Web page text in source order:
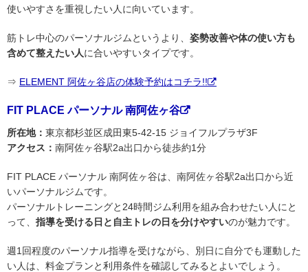
使いやすさを重視したい人に向いています。
筋トレ中心のパーソナルジムというより、 姿勢改善や体の使い方も
含めて整えたい人に合いやすいタイプです。
⇒ ELEMENT 阿佐ヶ谷店の体験予約はコチラ!!
FIT PLACE パーソナル 南阿佐ヶ谷
所在地： 東京都杉並区成田東5-42-15 ジョイフルプラザ3F
アクセス： 南阿佐ヶ谷駅2a出口から徒歩約1分
FIT PLACE パーソナル 南阿佐ヶ谷は、南阿佐ヶ谷駅2a出口から近
いパーソナルジムです。
パーソナルトレーニングと24時間ジム利用を組み合わせたい人にと
って、 指導を受ける日と自主トレの日を分けやすいのが魅力です。
週1回程度のパーソナル指導を受けながら、別日に自分でも運動した
い人は、料金プランと利用条件を確認してみるとよいでしょう。